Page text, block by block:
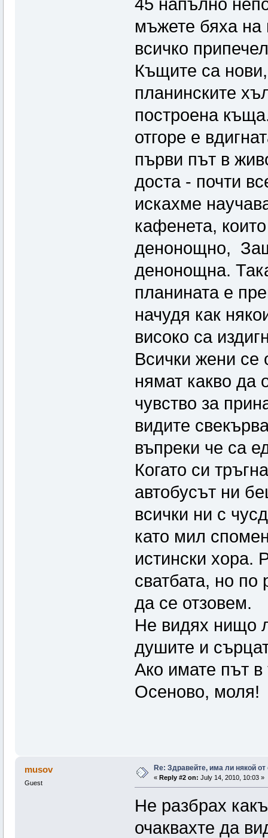
45 напълно
мъжете бяха на
всичко
Къщите са
планинските
построена
отгоре е
първи път в
доста - почти
искахме
кафенета,
денонощно,
денонощна.
планината е
начудя как
високо са
Всички жени се
нямат какво да
чувство за
видите
въпреки че са
Когато си
автобусът ни
всички ни с
като мил
истински хора.
сватбата, но
да се отзовем.
Не видях нищо
душите и
Ако имате път в
Осеново, моля!
musov
Guest
Re: Здравейте, има ли някой
« Reply #2 on: July 14, 2010, 10:03 »
Не разбрах
очаквахте да